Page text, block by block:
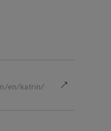
en/katrin/